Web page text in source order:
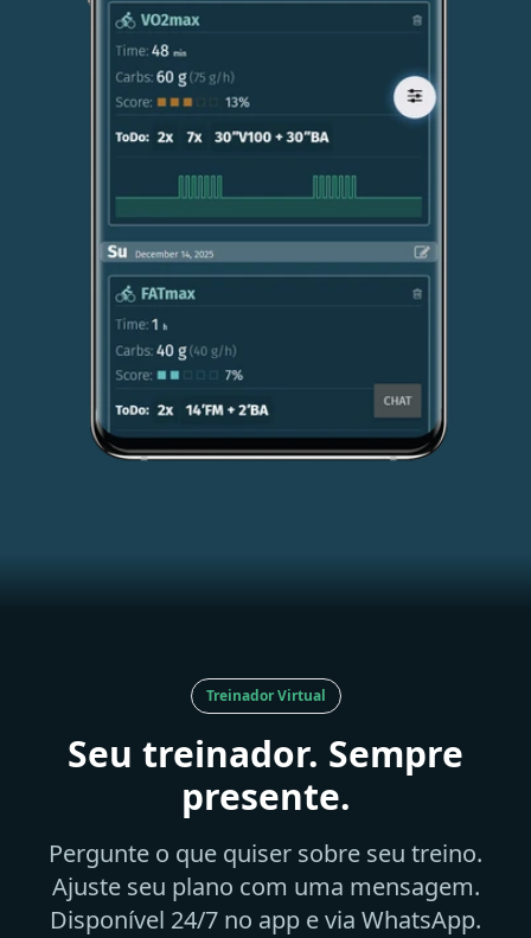
Treinador Virtual
Seu treinador. Sempre
presente.
Pergunte o que quiser sobre seu treino.
Ajuste seu plano com uma mensagem.
Disponível 24/7 no app e via WhatsApp.